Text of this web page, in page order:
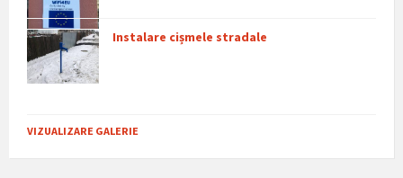
Instalare cișmele stradale
VIZUALIZARE GALERIE